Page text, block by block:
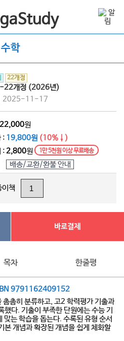
수학
22개정
22개정 (2026년)
| 2025-11-17
22,000원
: 19,800원 (10%↓)
:2,800원 1만 5천원 이상 무료배송
배송/교환/환불 안내
이책
바로결제
목차 한줄평
9791162409152
촘히 분류하고, 고2 학력평가 기출과
다. 기출이 부족한 단원에는 수능 기
는 학습을 돕는다. 수록된 유형 순서
본 개념과 확장된 개념을 쉽게 체화할